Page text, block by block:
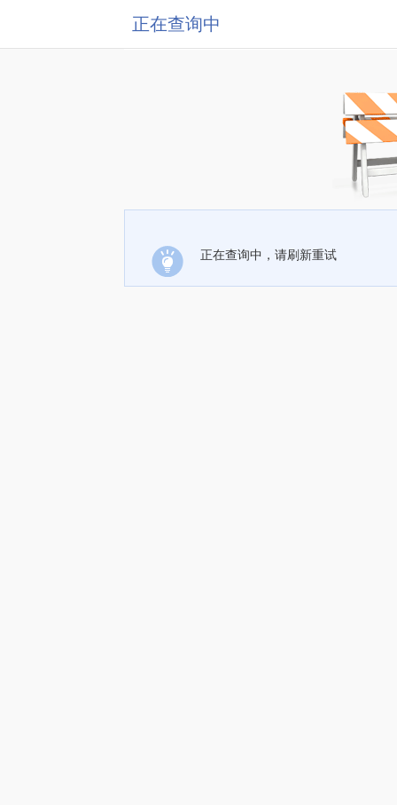
正在查询中
正在查询中，请刷新重试